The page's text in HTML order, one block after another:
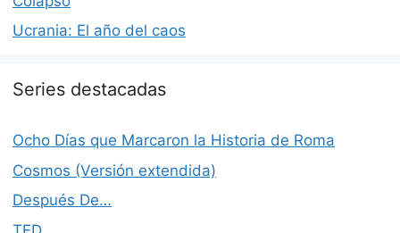
Ucrania: El año del caos
Series destacadas
Ocho Días que Marcaron la Historia de Roma
Cosmos (Versión extendida)
Después De…